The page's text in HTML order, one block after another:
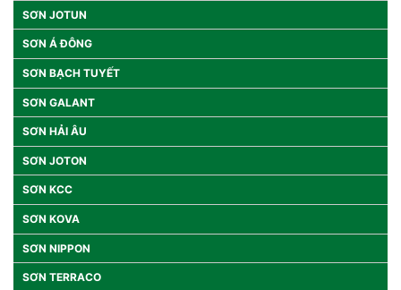
SƠN JOTUN
SƠN Á ĐÔNG
SƠN BẠCH TUYẾT
SƠN GALANT
SƠN HẢI ÂU
SƠN JOTON
SƠN KCC
SƠN KOVA
SƠN NIPPON
SƠN TERRACO